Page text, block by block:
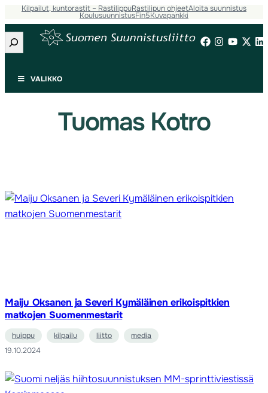
Siirry
sisältöön
Kilpailut, kuntorastit – RastilippuRastilipun ohjeetAloita suunnistus
KoulusuunnistusFin5Kuvapankki
Etsi
VALIKKO
Tuomas Kotro
Maiju Oksanen ja Severi Kymäläinen erikoispitkien
matkojen Suomenmestarit
huippu kilpailu liitto
media
19.10.2024